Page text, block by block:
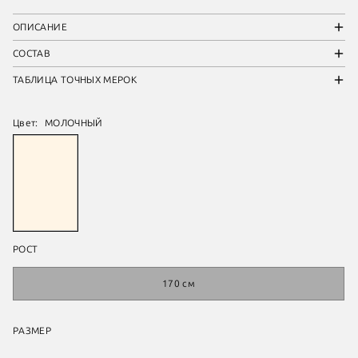
ОПИСАНИЕ
СОСТАВ
ТАБЛИЦА ТОЧНЫХ МЕРОК
Цвет: МОЛОЧНЫЙ
РОСТ
170 см
РАЗМЕР